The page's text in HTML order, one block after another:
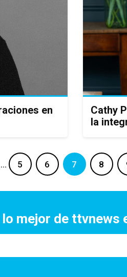
en
Cathy
la
… 5 6 7 8
lo mejor de ttvnews